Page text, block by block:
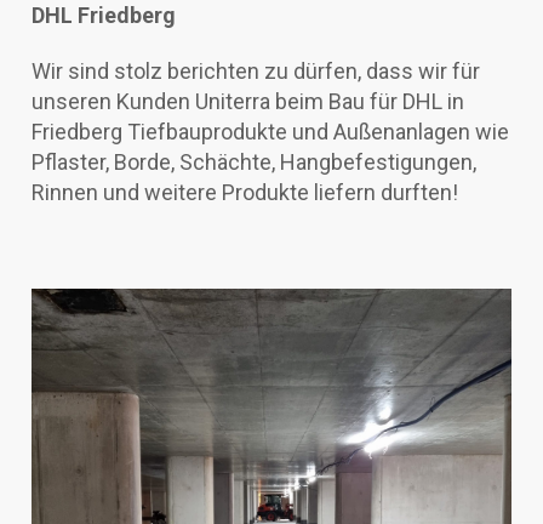
DHL Friedberg
Wir sind stolz berichten zu dürfen, dass wir für
unseren Kunden Uniterra beim Bau für DHL in
Friedberg Tiefbauprodukte und Außenanlagen wie
Pflaster, Borde, Schächte, Hangbefestigungen,
Rinnen und weitere Produkte liefern durften!